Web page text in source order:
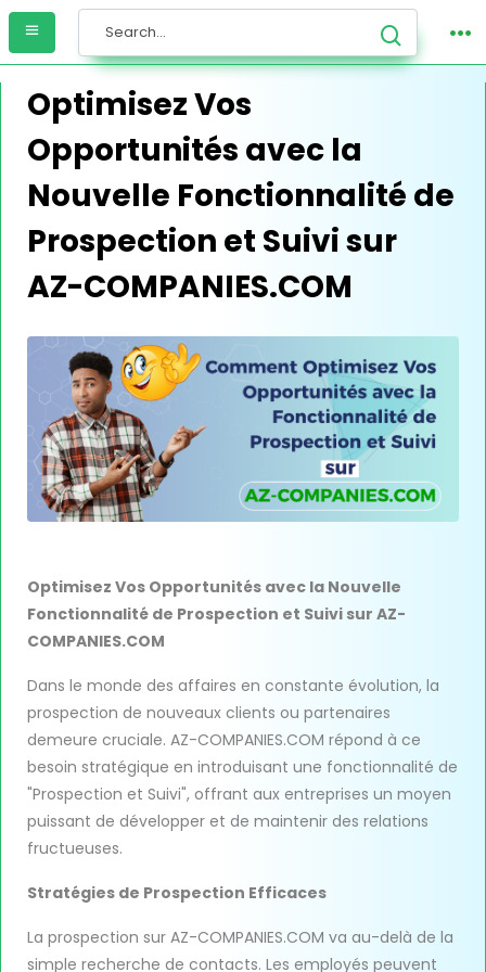
Optimisez Vos
Opportunités avec la
Nouvelle Fonctionnalité de
Prospection et Suivi sur
AZ-COMPANIES.COM
Optimisez Vos Opportunités avec la Nouvelle
Fonctionnalité de Prospection et Suivi sur AZ-
COMPANIES.COM
Dans le monde des affaires en constante évolution, la
prospection de nouveaux clients ou partenaires
demeure cruciale. AZ-COMPANIES.COM répond à ce
besoin stratégique en introduisant une fonctionnalité de
"Prospection et Suivi", offrant aux entreprises un moyen
puissant de développer et de maintenir des relations
fructueuses.
Stratégies de Prospection Efficaces
La prospection sur AZ-COMPANIES.COM va au-delà de la
simple recherche de contacts. Les employés peuvent